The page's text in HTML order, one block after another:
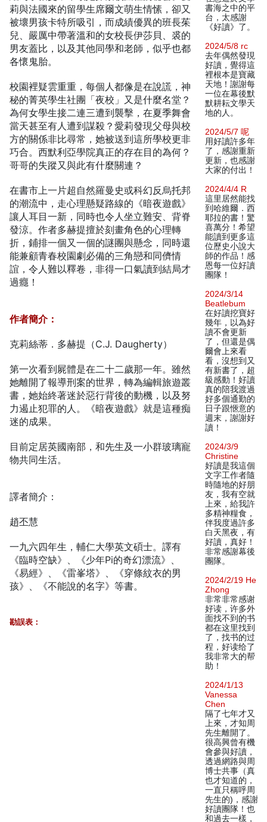
莉與法國來的留學生席爾文萌生情愫，卻又
被壞男孩卡特所吸引，而成績優異的班長茱
兒、嚴厲中帶著溫和的女校長伊莎貝、裘的
男友蓋比，以及其他同學和老師，似乎也都
各懷鬼胎。
校園裡疑雲重重，每個人都像是在說謊，神
秘的菁英學生社團「夜校」又是什麼名堂？
為何女學生接二連三遭到襲擊，在夏季舞會
當天甚至有人遭到謀殺？愛莉發現父母與校
方的關係非比尋常，她被送到這所學校更非
巧合。西默利亞學院真正的存在目的為何？
哥哥的失蹤又與此有什麼關連？
在書市上一片超自然羅曼史或科幻反烏托邦
的潮流中，走心理懸疑路線的《暗夜遊戲》
讓人耳目一新，同時也令人坐立難安、背脊
發涼。作者多赫提擅於刻畫角色的心理轉
折，鋪排一個又一個的謎團與懸念，同時還
能兼顧青春校園劇必備的三角戀和同儕情
誼，令人難以釋卷，非得一口氣讀到結局才
過癮！
作者簡介：
克莉絲蒂．多赫提（C.J. Daugherty）
第一次看到屍體是在二十二歲那一年。雖然
她離開了報導刑案的世界，轉為編輯旅遊叢
書，她始終著迷於惡行背後的動機，以及努
力遏止犯罪的人。《暗夜遊戲》就是這種痴
迷的成果。
目前定居英國南部，和先生及一小群玻璃寵
物共同生活。
譯者簡介：
趙丕慧
一九六四年生，輔仁大學英文碩士。譯有
《臨時空缺》、《少年Pi的奇幻漂流》、
《易經》、《雷峯塔》、《穿條紋衣的男
孩》、《不能說的名字》等書。
勘誤表：
書海之中的平
台，太感謝
《好讀》了。
2024/5/8 rc
去年偶然發現
好讀，覺得這
裡根本是寶藏
天地！謝謝每
一位在幕後默
默耕耘文學天
地的人。
2024/5/7 呢
用好讀許多年
了，感謝重新
更新，也感謝
大家的付出！
2024/4/4 R
這里居然能找
到哈維爾．西
耶拉的書！驚
喜萬分！希望
能讀到更多這
位歷史小說大
師的作品！感
恩每一位好讀
團隊！
2024/3/14
Beatlebum
在好讀挖寶好
幾年，以為好
讀不會更新
了，但還是偶
爾會上來看
看，沒想到又
有新書了，超
級感動！好讀
真的陪我渡過
好多個通勤的
日子跟愜意的
週末，謝謝好
讀！
2024/3/9
Christine
好讀是我這個
文字工作者隨
時隨地的好朋
友，我有空就
上來，給我許
多精神糧食，
伴我度過許多
白天黑夜，有
好讀，真好！
非常感謝幕後
團隊。
2024/2/19 He
Zhong
非常非常感谢
好读，许多外
面找不到的书
都在这里找到
了，找书的过
程，好读给了
我非常大的帮
助！
2024/1/13
Vanessa
Chen
隔了七年才又
上來，才知周
先生離開了。
很高興曾有機
會參與好讀，
透過網路與周
博士共事（真
也才知道的，
一直只稱呼周
先生的)，感謝
好讀團隊！也
和過去一樣，